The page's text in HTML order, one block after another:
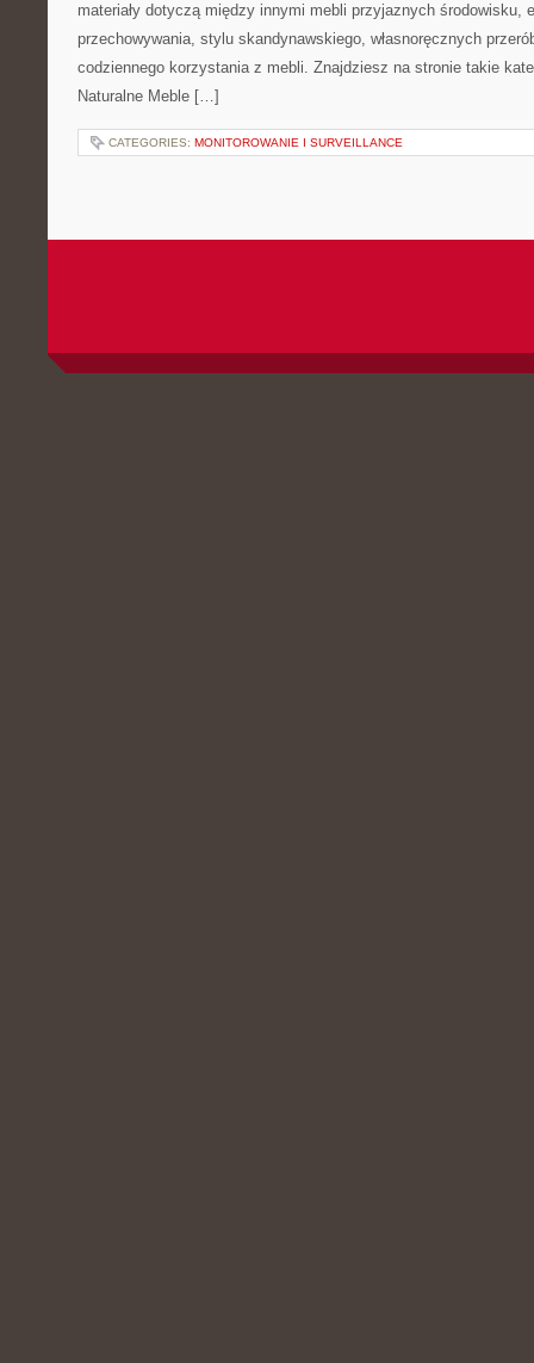
materiały dotyczą między innymi mebli przyjaznych środowisku,
przechowywania, stylu skandynawskiego, własnoręcznych
codziennego korzystania z mebli. Znajdziesz na stronie takie
Naturalne Meble […]
CATEGORIES: MONITOROWANIE I SURVEILLANCE